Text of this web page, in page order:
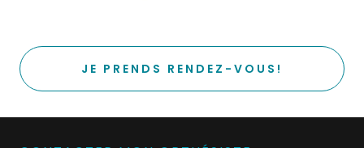
JE PRENDS RENDEZ-VOUS!